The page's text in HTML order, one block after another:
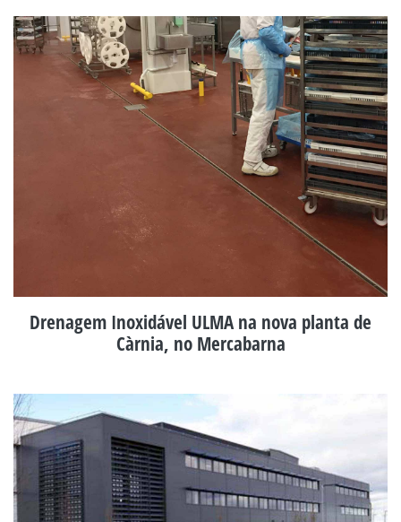
Drenagem Inoxidável ULMA na nova planta de
Càrnia, no Mercabarna